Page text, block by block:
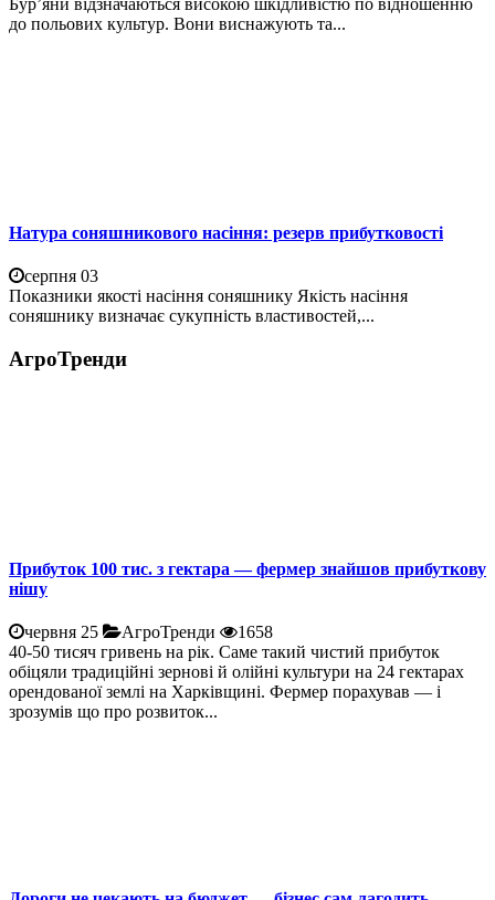
до польових культур. Вони виснажують та...
Натура соняшникового насіння: резерв прибутковості
серпня 03
Показники якості насіння соняшнику Якість насіння
соняшнику визначає сукупність властивостей,...
АгроТренди
Прибуток 100 тис. з гектара — фермер знайшов прибуткову
нішу
червня 25 АгроТренди
1658
40-50 тисяч гривень на рік. Саме такий чистий прибуток
обіцяли традиційні зернові й олійні культури на 24 гектарах
орендованої землі на Харківщині. Фермер порахував — і
зрозумів що про розвиток...